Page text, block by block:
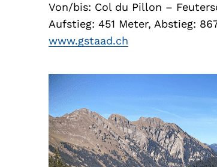
Von/bis: Col du Pillon –
Aufstieg: 451 Meter, Abstieg:
www.gstaad.ch